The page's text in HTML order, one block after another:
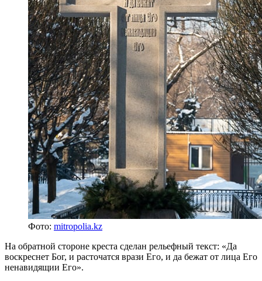
Фото: mitropolia.kz
На обратной стороне креста сделан рельефный текст: «Да
воскреснет Бог, и расточатся врази Его, и да бежат от лица Его
ненавидящии Его».